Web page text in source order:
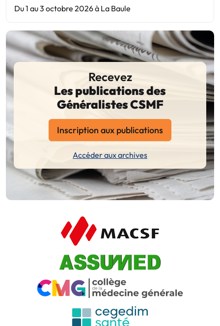
Du 1 au 3 octobre 2026 à La Baule
Recevez
Les publications des
Généralistes CSMF
Inscription aux publications
Accéder aux archives